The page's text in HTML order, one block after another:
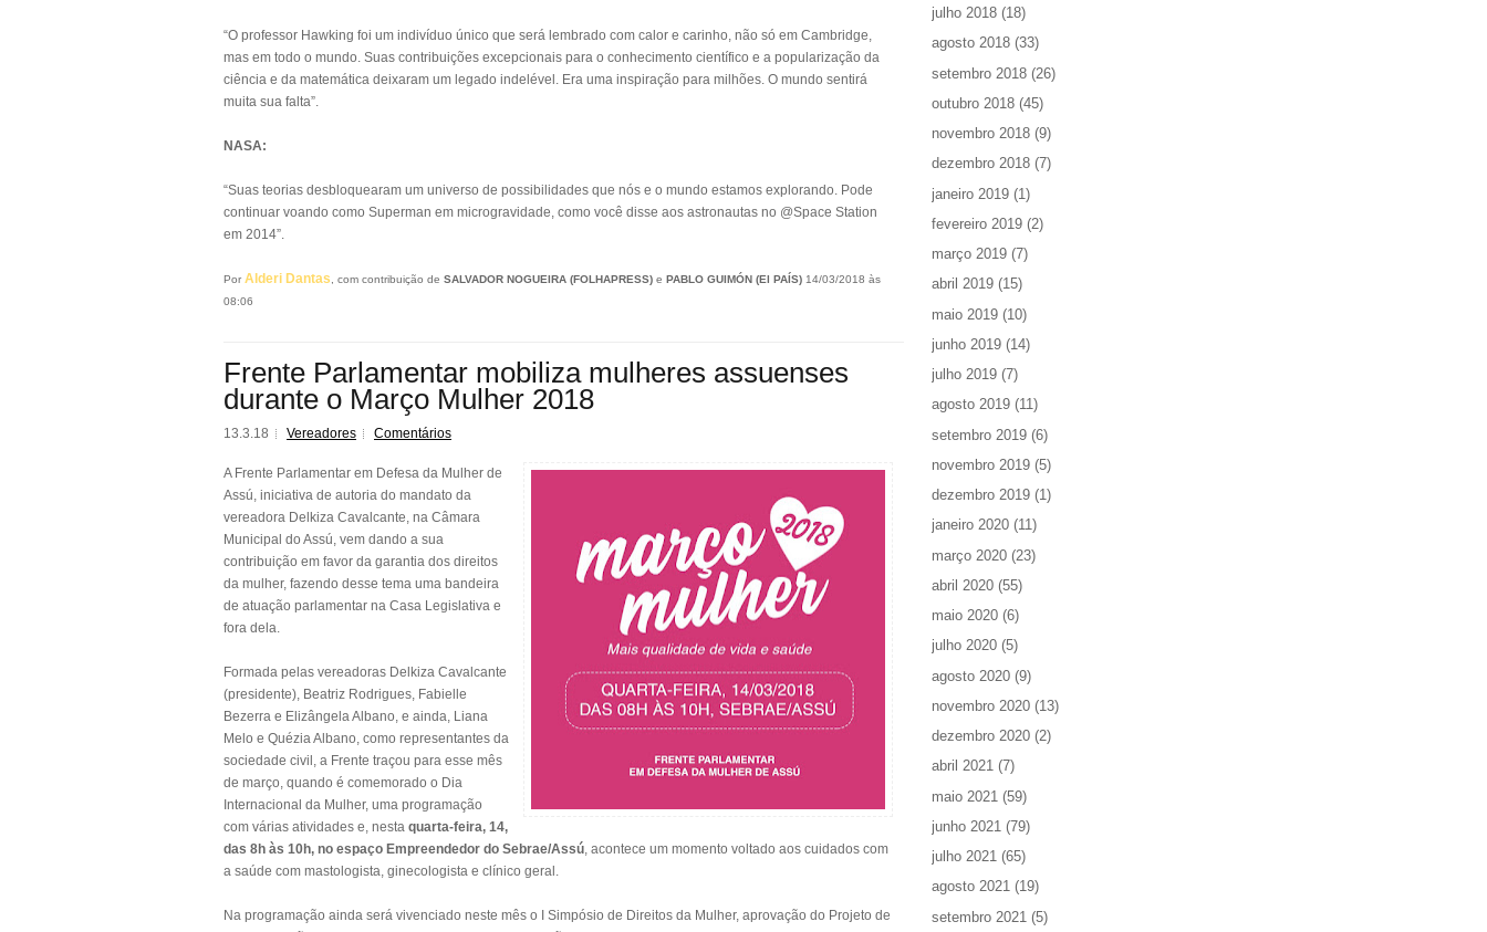
“O professor Hawking foi um indivíduo único que será lembrado com calor e carinho, não só em Cambridge,
mas em todo o mundo. Suas contribuições excepcionais para o conhecimento científico e a popularização da
ciência e da matemática deixaram um legado indelével. Era uma inspiração para milhões. O mundo sentirá
muita sua falta”.
NASA:
“Suas teorias desbloquearam um universo de possibilidades que nós e o mundo estamos explorando. Pode
continuar voando como Superman em microgravidade, como você disse aos astronautas no @Space Station
em 2014”.
Por Alderi Dantas , com contribuição de SALVADOR NOGUEIRA (FOLHAPRESS) e PABLO GUIMÓN (El PAÍS) 14/03/2018 às
08:06
Frente Parlamentar mobiliza mulheres assuenses
durante o Março Mulher 2018
13.3.18 Vereadores Comentários
A Frente Parlamentar em Defesa da Mulher de
Assú, iniciativa de autoria do mandato da
vereadora Delkiza Cavalcante, na Câmara
Municipal do Assú, vem dando a sua
contribuição em favor da garantia dos direitos
da mulher, fazendo desse tema uma bandeira
de atuação parlamentar na Casa Legislativa e
fora dela.
Formada pelas vereadoras Delkiza Cavalcante
(presidente), Beatriz Rodrigues, Fabielle
Bezerra e Elizângela Albano, e ainda, Liana
Melo e Quézia Albano, como representantes da
sociedade civil, a Frente traçou para esse mês
de março, quando é comemorado o Dia
Internacional da Mulher, uma programação
com várias atividades e, nesta quarta-feira, 14,
das 8h às 10h, no espaço Empreendedor do Sebrae/Assú, acontece um momento voltado aos cuidados com
a saúde com mastologista, ginecologista e clínico geral.
Na programação ainda será vivenciado neste mês o I Simpósio de Direitos da Mulher, aprovação do Projeto de
julho 2018 (18)
agosto 2018 (33)
setembro 2018 (26)
outubro 2018 (45)
novembro 2018 (9)
dezembro 2018 (7)
janeiro 2019 (1)
fevereiro 2019 (2)
março 2019 (7)
abril 2019 (15)
maio 2019 (10)
junho 2019 (14)
julho 2019 (7)
agosto 2019 (11)
setembro 2019 (6)
novembro 2019 (5)
dezembro 2019 (1)
janeiro 2020 (11)
março 2020 (23)
abril 2020 (55)
maio 2020 (6)
julho 2020 (5)
agosto 2020 (9)
novembro 2020 (13)
dezembro 2020 (2)
abril 2021 (7)
maio 2021 (59)
junho 2021 (79)
julho 2021 (65)
agosto 2021 (19)
setembro 2021 (5)